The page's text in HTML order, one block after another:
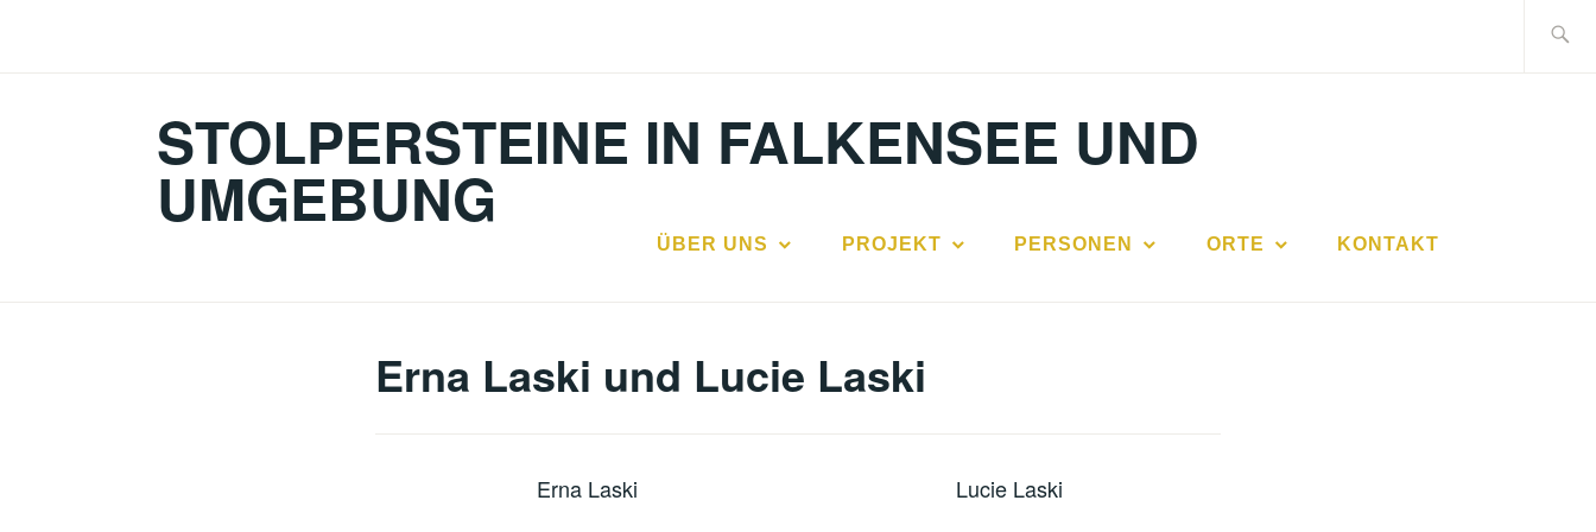
nach:
STOLPERSTEINE IN FALKENSEE UND
UMGEBUNG
ÜBER UNS PROJEKT PERSONEN ORTE KONTAKT
Erna Laski und Lucie Laski
Erna Laski Lucie Laski